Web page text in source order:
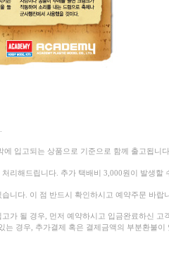
입고되는 상품으로 기준으로 함께 출고됩니다.
리해드립니다. 추가 택배비 3,000원이 발생할
니다. 이 점 반드시 확인하시고 예약주문 바랍
고가 될 경우, 먼저 예약하시고 입금완료하신 고
경우, 추가결제 혹은 결제금액의 부분환불이